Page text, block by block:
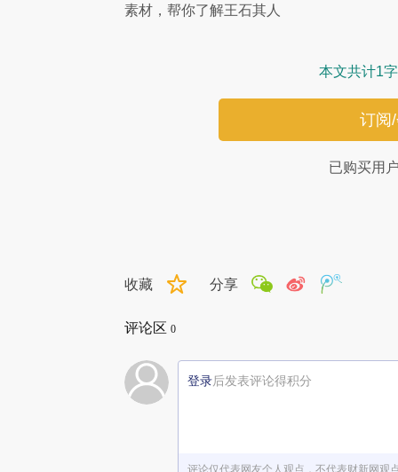
素材，帮你了解王石其人
本文共计1
订阅
已购买用
收藏 分享
评论区 0
登录后发表评论得积分
评论仅代表网友个人观点，不代表财新网观